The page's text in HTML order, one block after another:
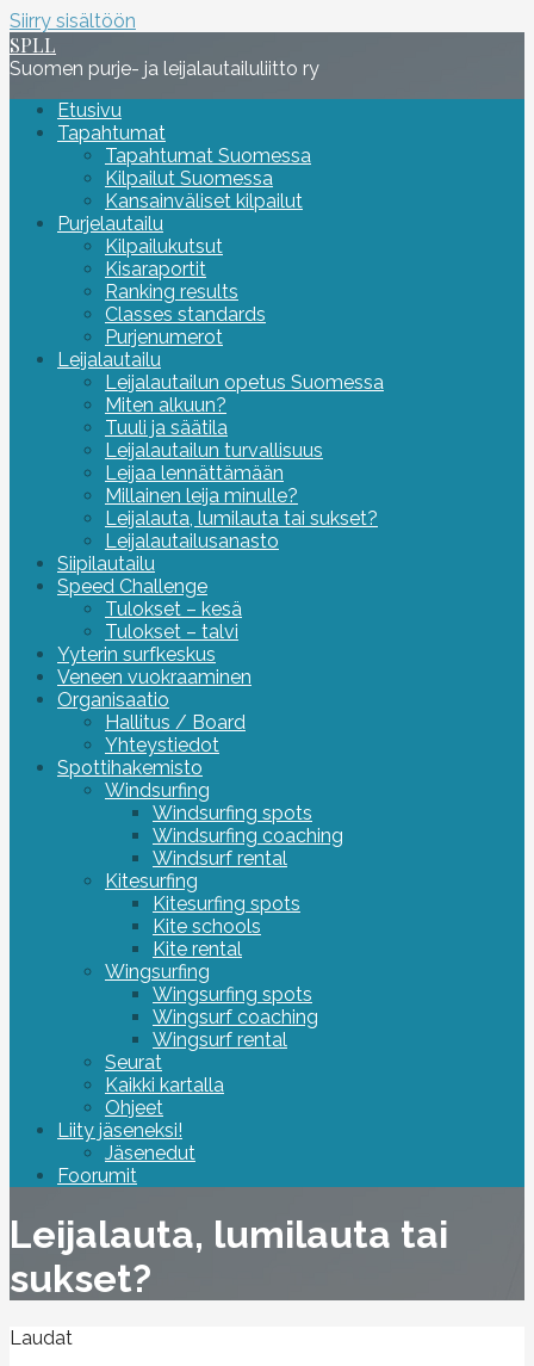
Siirry sisältöön
SPLL
Suomen purje- ja leijalautailuliitto ry
Etusivu
Tapahtumat
Tapahtumat Suomessa
Kilpailut Suomessa
Kansainväliset kilpailut
Purjelautailu
Kilpailukutsut
Kisaraportit
Ranking results
Classes standards
Purjenumerot
Leijalautailu
Leijalautailun opetus Suomessa
Miten alkuun?
Tuuli ja säätila
Leijalautailun turvallisuus
Leijaa lennättämään
Millainen leija minulle?
Leijalauta, lumilauta tai sukset?
Leijalautailusanasto
Siipilautailu
Speed Challenge
Tulokset – kesä
Tulokset – talvi
Yyterin surfkeskus
Veneen vuokraaminen
Organisaatio
Hallitus / Board
Yhteystiedot
Spottihakemisto
Windsurfing
Windsurfing spots
Windsurfing coaching
Windsurf rental
Kitesurfing
Kitesurfing spots
Kite schools
Kite rental
Wingsurfing
Wingsurfing spots
Wingsurf coaching
Wingsurf rental
Seurat
Kaikki kartalla
Ohjeet
Liity jäseneksi!
Jäsenedut
Foorumit
Leijalauta, lumilauta tai
sukset?
Laudat